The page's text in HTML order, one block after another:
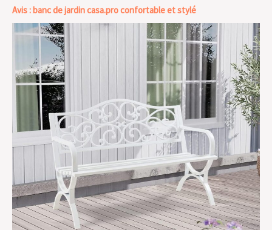
Avis : banc de jardin casa.pro confortable et stylé